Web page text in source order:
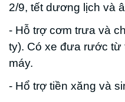
2/9, tết dương lịch và
- Hỗ trợ cơm trưa và
ty). Có xe đưa rước từ
máy.
- Hổ trợ tiền xăng và